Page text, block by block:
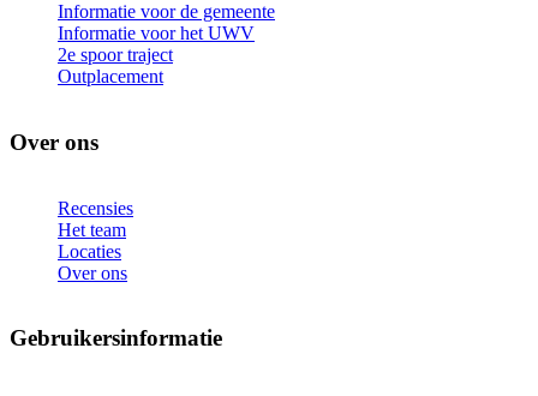
Informatie voor de gemeente
Informatie voor het UWV
2e spoor traject
Outplacement
Over ons
Recensies
Het team
Locaties
Over ons
Gebruikersinformatie